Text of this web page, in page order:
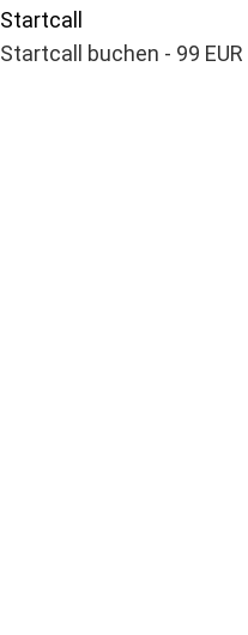
Startcall
Startcall buchen - 99 EUR